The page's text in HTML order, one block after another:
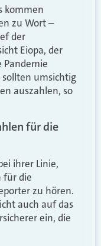
kommen
zu Wort –
der
Eiopa, der
Pandemie
umsichtig
auszahlen, so
für die
ihrer Linie,
für die
zu hören.
auch auf das
ein, die